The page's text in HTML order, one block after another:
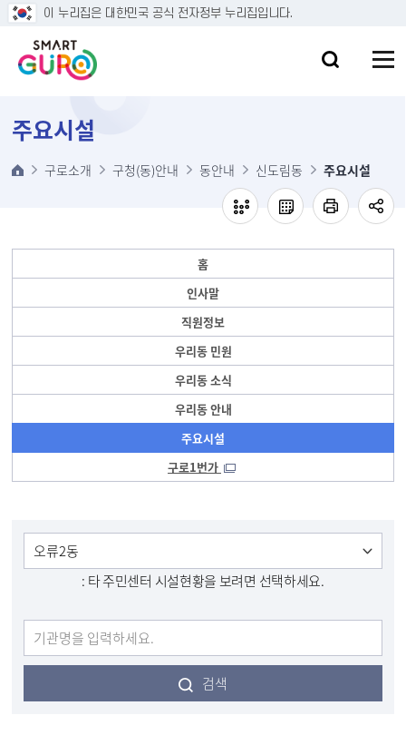
본문 바로가기
이 누리집은 대한민국 공식 전자정부 누리집입니다.
주요시설
구로소개 구청(동)안내 동안내 신도림동 주요시설
홈
인사말
직원정보
우리동 민원
우리동 소식
우리동 안내
주요시설
구로1번가
: 타 주민센터 시설현황을 보려면 선택하세요.
검색